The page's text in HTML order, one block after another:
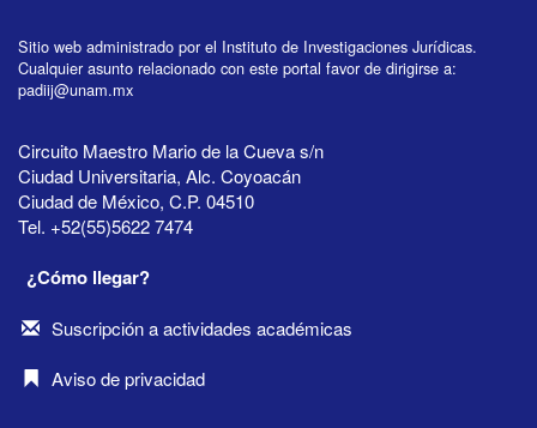
Sitio web administrado por el Instituto de Investigaciones Jurídicas.
Cualquier asunto relacionado con este portal favor de dirigirse a:
padiij@unam.mx
Circuito Maestro Mario de la Cueva s/n
Ciudad Universitaria, Alc. Coyoacán
Ciudad de México, C.P. 04510
Tel. +52(55)5622 7474
¿Cómo llegar?
Suscripción a actividades académicas
Aviso de privacidad